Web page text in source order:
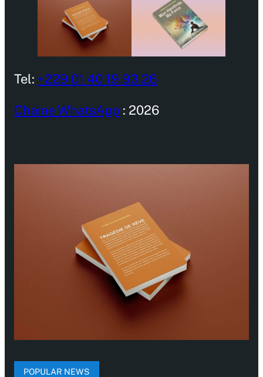
Tel: +229 01 40 19 93 26
Chaine WhatsApp : 2026
POPULAR NEWS